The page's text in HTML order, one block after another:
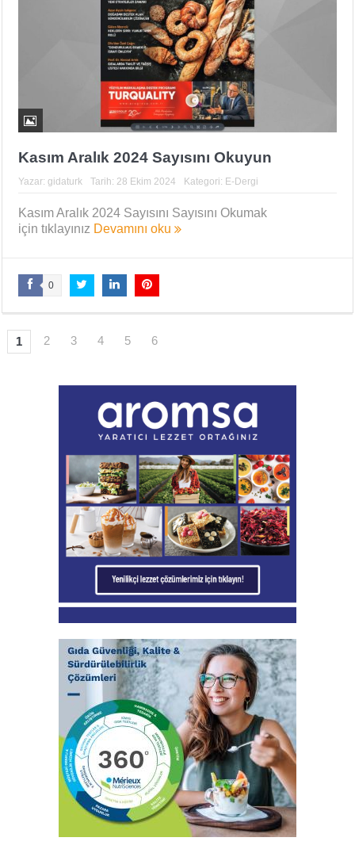
Kasım Aralık 2024 Sayısını Okuyun
Yazar: gidaturk Tarih: 28 Ekim 2024 Kategori: E-Dergi
Kasım Aralık 2024 Sayısını Sayısını Okumak
için tıklayınız Devamını oku
0
1 2 3 4 5 6